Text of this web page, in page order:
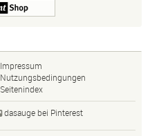
Impressum
Nutzungsbedingungen
Seitenindex
dasauge bei Pinterest